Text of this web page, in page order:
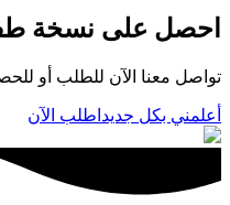
احصل على نسخة
تواصل معنا الآن للطلب أو
أعلمني بكل جديد اطلب الآن